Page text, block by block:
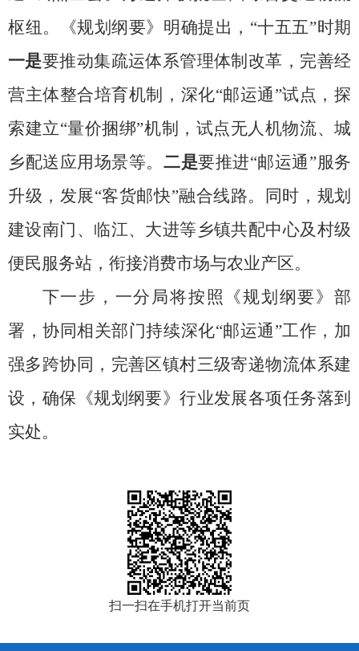
枢纽 。 《规划纲要》 明确提出， “十五五”时期
一是要推动集疏运体系管理体制改革，完善经
营主体整合培育机制，深化“邮运通 ”试点，探
索建立“量价捆绑”机制，试点无人机物流、城
乡配送应用场景等。 二是要推进“邮运通 ”服务
升级，发展“客货邮快”融合线路。同时，规划
建设南门、临江、大进等乡镇共配中心及村级
便民服务站，衔接消费市场与农业产区。
下一步，一分局将按照《规划纲要》部
署，协同相关部门持续深化“邮运通”工作，加
强多跨协同，完善区镇村三级寄递物流体系建
设，确保《规划纲要》行业发展各项任务落到
实处。
扫一扫在手机打开当前页